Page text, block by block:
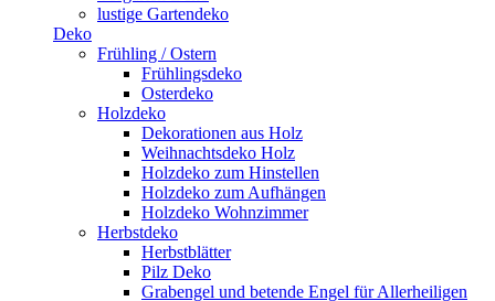
lustige Gartendeko
Deko
Frühling / Ostern
Frühlingsdeko
Osterdeko
Holzdeko
Dekorationen aus Holz
Weihnachtsdeko Holz
Holzdeko zum Hinstellen
Holzdeko zum Aufhängen
Holzdeko Wohnzimmer
Herbstdeko
Herbstblätter
Pilz Deko
Grabengel und betende Engel für Allerheiligen